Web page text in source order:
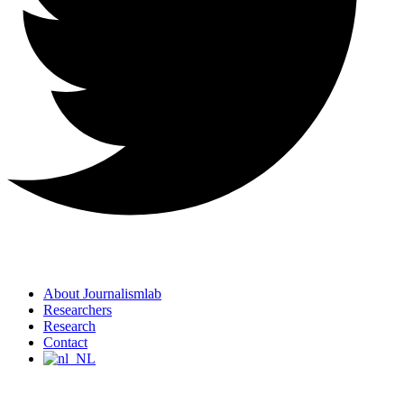
About Journalismlab
Researchers
Research
Contact